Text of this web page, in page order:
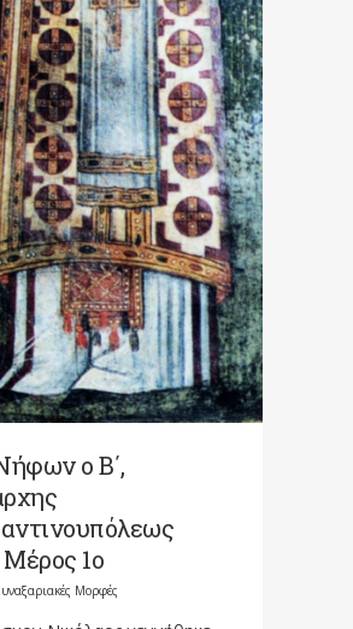
ο Β΄,
Μέρος 1ο
Μορφές